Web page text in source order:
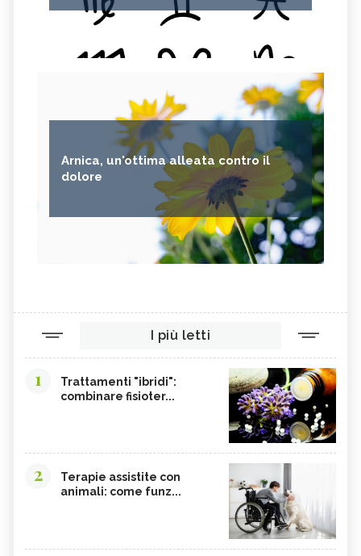
Arnica, un'ottima alleata contro il
dolore
I più letti
1
Trattamenti "ibridi":
combinare fisioter...
2
Terapie assistite con
animali: come funz...